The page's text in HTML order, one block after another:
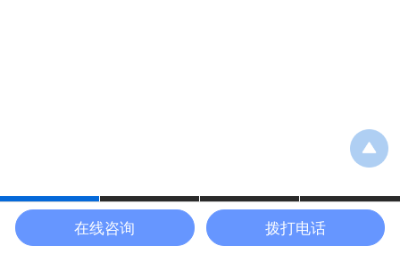
设备中心 应用案例
在线咨询 拨打电话